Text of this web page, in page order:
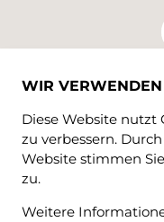
WIR
Diese Website nutzt
zu verbessern.
Website stimmen
zu.
Weitere